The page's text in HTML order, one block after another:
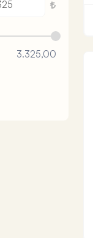
3.325,00